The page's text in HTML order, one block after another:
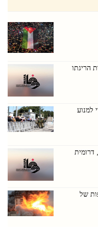
מתקפת הכיב ...
עצי ז ...
מאורגנת ...
לשכם
הצפוני ...
חברון
הריגתו
למנוע
דרומית
של